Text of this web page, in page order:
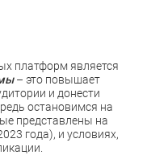
платформ является
– это повышает
и донести
остановимся на
представлены на
года), и условиях,